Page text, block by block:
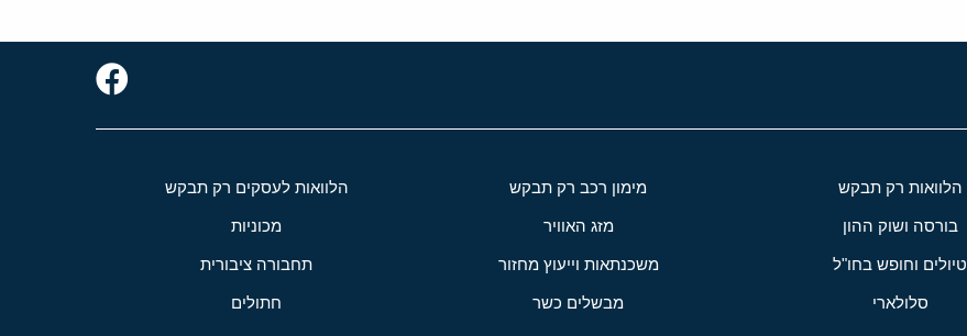
הלוואות רק תבקש מימון רכב רק תבקש הלוואות לעסקים רק תבקש
בורסה ושוק ההון מזג האוויר מכוניות
טיולים וחופש בחו"ל משכנתאות וייעוץ מחזור תחבורה ציבורית
סלולארי מבשלים כשר חתולים